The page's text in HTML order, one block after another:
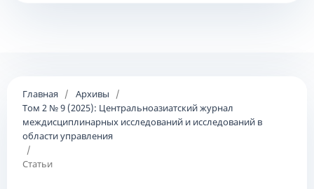
Главная / Архивы
/
Том 2 № 9 (2025): Центральноазиатский журнал
междисциплинарных исследований и исследований в
области управления
/
Статьи